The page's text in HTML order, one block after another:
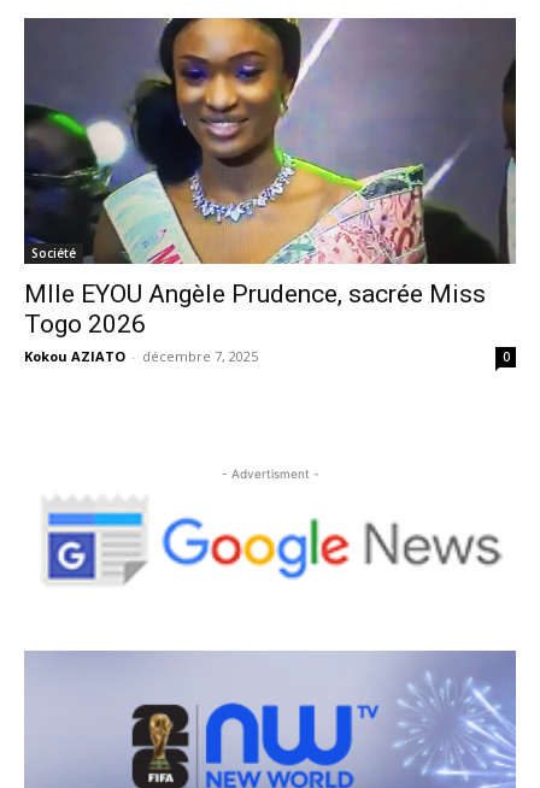
Société
Mlle EYOU Angèle Prudence, sacrée Miss
Togo 2026
Kokou AZIATO - décembre 7, 2025 0
- Advertisment -